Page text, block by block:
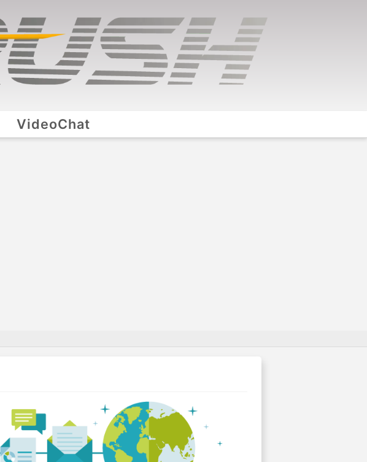
VideoChat